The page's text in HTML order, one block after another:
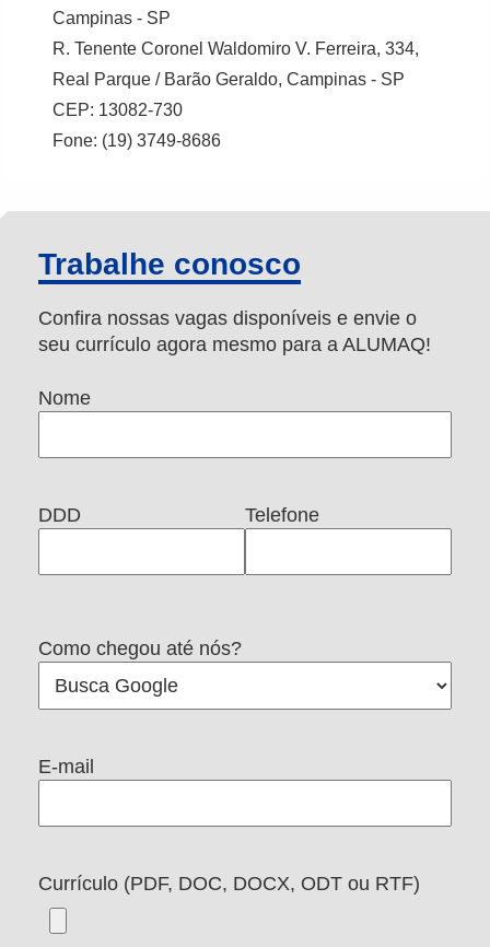
Campinas - SP
R. Tenente Coronel Waldomiro V. Ferreira, 334,
Real Parque / Barão Geraldo, Campinas - SP
CEP: 13082-730
Fone: (19) 3749-8686
Trabalhe conosco
Confira nossas vagas disponíveis e envie o
seu currículo agora mesmo para a ALUMAQ!
Nome
DDD Telefone
Como chegou até nós?
E-mail
Currículo (PDF, DOC, DOCX, ODT ou RTF)